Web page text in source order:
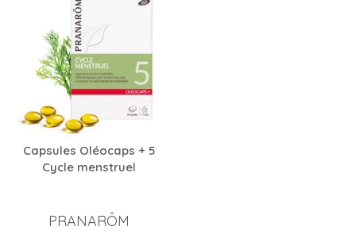
Capsules Oléocaps + 5
Cycle menstruel
PRANARÔM